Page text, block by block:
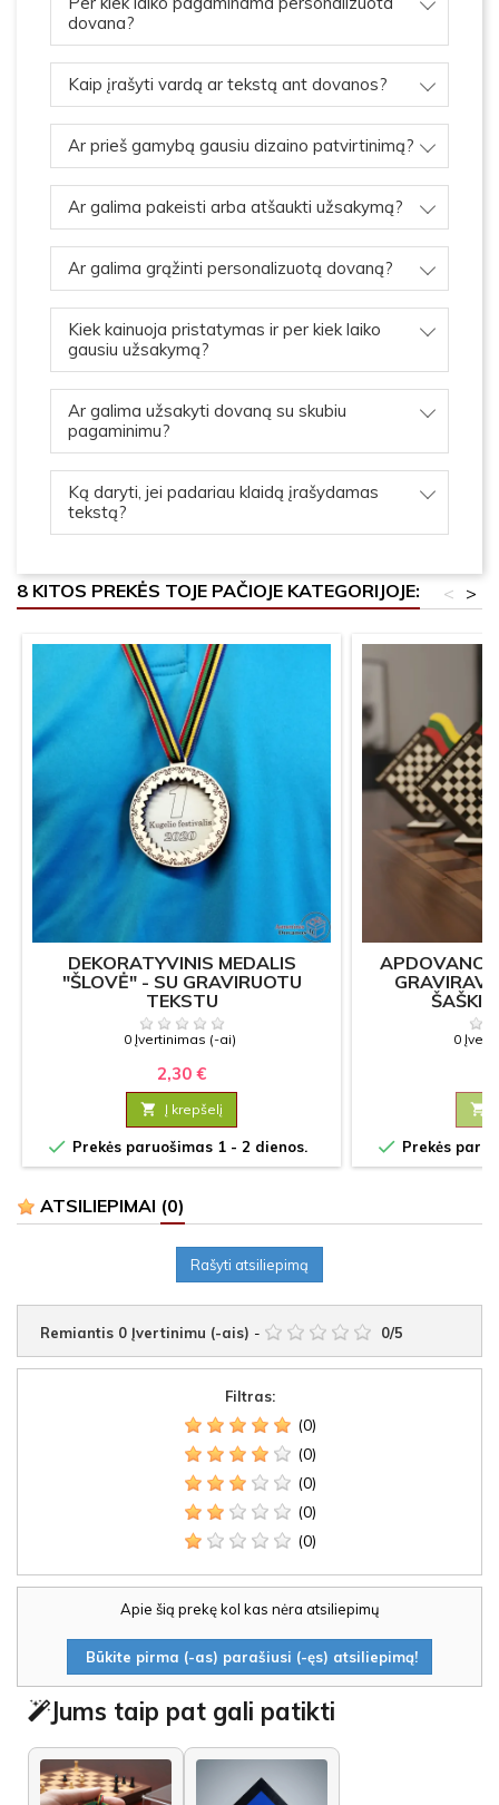
dovana?
Kaip įrašyti vardą ar tekstą ant dovanos?
Ar prieš gamybą gausiu dizaino patvirtinimą?
Ar galima pakeisti arba atšaukti užsakymą?
Ar galima grąžinti personalizuotą dovaną?
Kiek kainuoja pristatymas ir per kiek laiko
gausiu užsakymą?
Ar galima užsakyti dovaną su skubiu
pagaminimu?
Ką daryti, jei padariau klaidą įrašydamas
tekstą?
8 KITOS PREKĖS TOJE PAČIOJE KATEGORIJOJE: >
<
DEKORATYVINIS MEDALIS
"ŠLOVĖ" - SU GRAVIRUOTU
TEKSTU
0 Įvertinimas (-ai)
2,30 €
 Į krepšelį
 Prekės paruošimas 1 - 2 dienos.
0

 Prekės
ATSILIEPIMAI (0)
Rašyti atsiliepimą
Remiantis 0 Įvertinimu (-ais) - 0/5
Filtras:
(0)
(0)
(0)
(0)
(0)
Apie šią prekę kol kas nėra atsiliepimų
Būkite pirma (-as) parašiusi (-ęs) atsiliepimą!
Jums taip pat gali patikti